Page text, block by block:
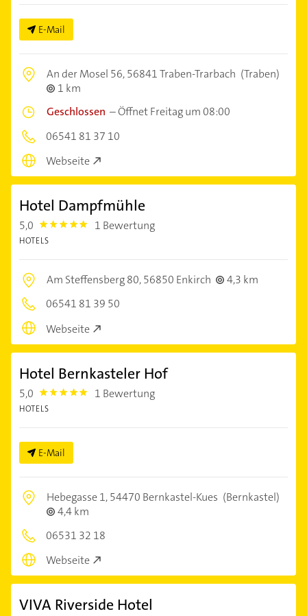
E-Mail
An der Mosel 56,56841 Traben-Trarbach (Traben)
1 km
Geschlossen –Öffnet Freitag um 08:00
06541 81 37 10
Webseite
Hotel Dampfmühle
5,0 5.0 1 Bewertung
HOTELS
Am Steffensberg 80,56850 Enkirch
4,3 km
06541 81 39 50
Webseite
Hotel Bernkasteler Hof
5,0 5.0 1 Bewertung
HOTELS
E-Mail
Hebegasse 1,54470 Bernkastel-Kues (Bernkastel)
4,4 km
06531 32 18
Webseite
VIVA Riverside Hotel